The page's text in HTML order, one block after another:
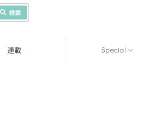
検索
連載 Special